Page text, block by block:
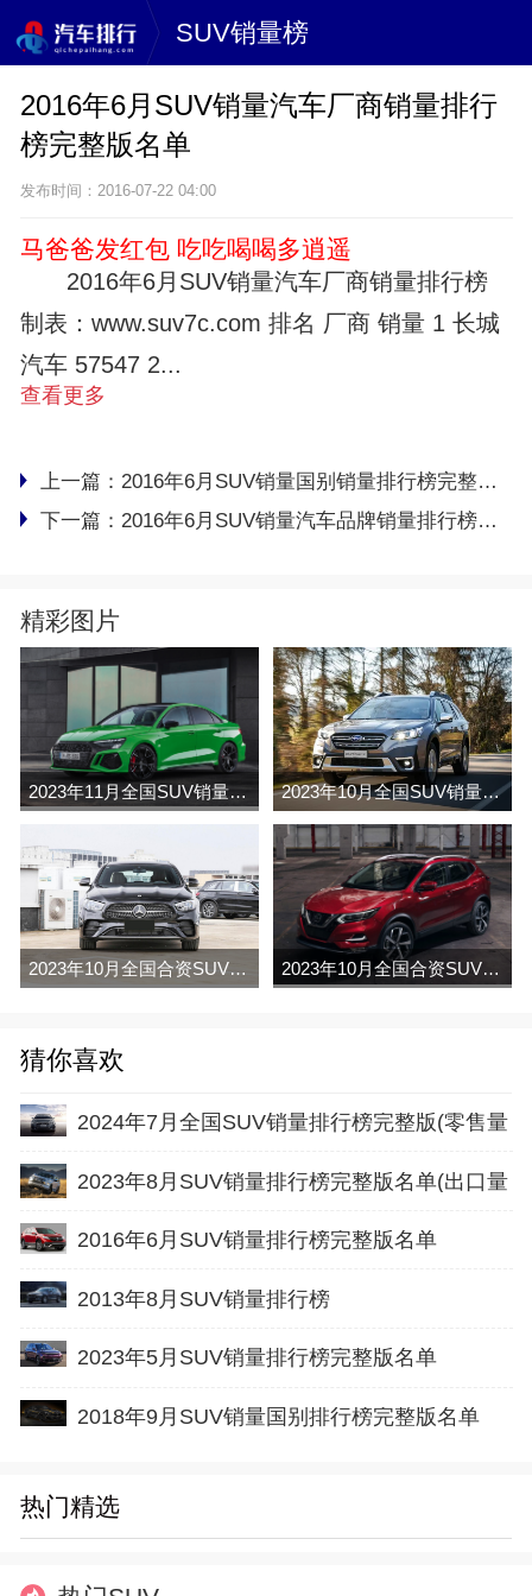
SUV销量榜
2016年6月SUV销量汽车厂商销量排行
榜完整版名单
发布时间：2016-07-22 04:00
马爸爸发红包 吃吃喝喝多逍遥
2016年6月SUV销量汽车厂商销量排行榜
制表：www.suv7c.com 排名 厂商 销量 1 长城
汽车 57547 2...
查看更多
上一篇： 2016年6月SUV销量国别销量排行榜完整版名单
下一篇： 2016年6月SUV销量汽车品牌销量排行榜完整版名单
精彩图片
2023年11月全国SUV销量排行榜完整版(零售量 2023年10月全国SUV销量排行榜完整版(出口量
2023年10月全国合资SUV销量排行榜完整版(批发量 2023年10月全国合资SUV销量排行榜完整版(出口量
猜你喜欢
2024年7月全国SUV销量排行榜完整版(零售量
2023年8月SUV销量排行榜完整版名单(出口量
2016年6月SUV销量排行榜完整版名单
2013年8月SUV销量排行榜
2023年5月SUV销量排行榜完整版名单
2018年9月SUV销量国别排行榜完整版名单
热门精选